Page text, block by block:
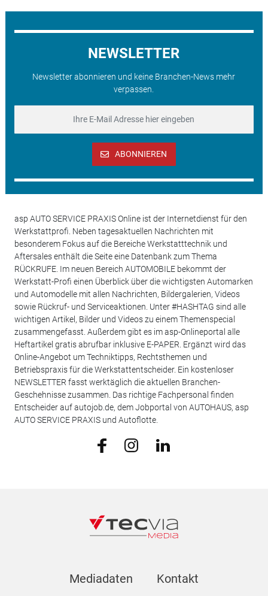
NEWSLETTER
Newsletter abonnieren und keine Branchen-News mehr
verpassen.
ABONNIEREN
asp AUTO SERVICE PRAXIS Online ist der Internetdienst für den
Werkstattprofi. Neben tagesaktuellen Nachrichten mit
besonderem Fokus auf die Bereiche Werkstatttechnik und
Aftersales enthält die Seite eine Datenbank zum Thema
RÜCKRUFE. Im neuen Bereich AUTOMOBILE bekommt der
Werkstatt-Profi einen Überblick über die wichtigsten Automarken
und Automodelle mit allen Nachrichten, Bildergalerien, Videos
sowie Rückruf- und Serviceaktionen. Unter #HASHTAG sind alle
wichtigen Artikel, Bilder und Videos zu einem Themenspecial
zusammengefasst. Außerdem gibt es im asp-Onlineportal alle
Heftartikel gratis abrufbar inklusive E-PAPER. Ergänzt wird das
Online-Angebot um Techniktipps, Rechtsthemen und
Betriebspraxis für die Werkstattentscheider. Ein kostenloser
NEWSLETTER fasst werktäglich die aktuellen Branchen-
Geschehnisse zusammen. Das richtige Fachpersonal finden
Entscheider auf autojob.de, dem Jobportal von AUTOHAUS, asp
AUTO SERVICE PRAXIS und Autoflotte.
Mediadaten Kontakt